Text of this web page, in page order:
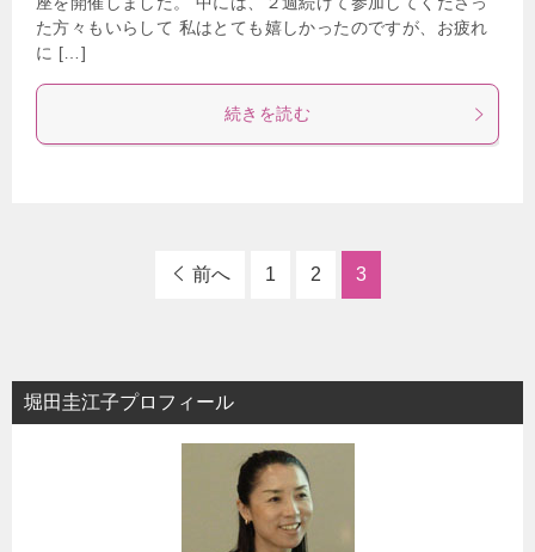
た方々もいらして 私はとても嬉しかったのですが、お疲れ
に […]
続きを読む
前へ 1 2 3
堀田圭江子プロフィール